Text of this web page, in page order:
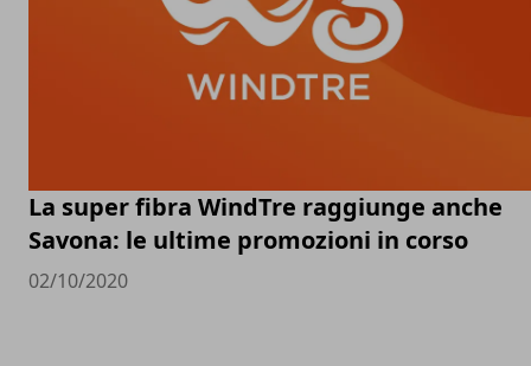
La super fibra WindTre raggiunge anche
Savona: le ultime promozioni in corso
02/10/2020